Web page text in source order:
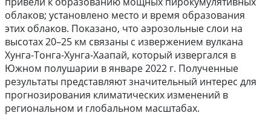
облаков; установлено место и время образования
этих облаков. Показано, что аэрозольные слои на
высотах 20–25 км связаны с извержением вулкана
Хунга-Тонга-Хунга-Хаапай, который извергался в
Южном полушарии в январе 2022 г. Полученные
результаты представляют значительный интерес для
прогнозирования климатических изменений в
региональном и глобальном масштабах.